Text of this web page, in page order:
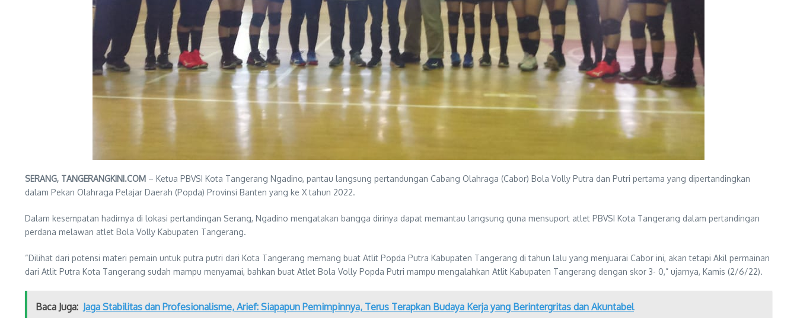
SERANG, TANGERANGKINI.COM – Ketua PBVSI Kota Tangerang Ngadino, pantau langsung pertandungan Cabang Olahraga (Cabor) Bola Volly Putra dan Putri pertama yang dipertandingkan
dalam Pekan Olahraga Pelajar Daerah (Popda) Provinsi Banten yang ke X tahun 2022.
Dalam kesempatan hadirnya di lokasi pertandingan Serang, Ngadino mengatakan bangga dirinya dapat memantau langsung guna mensuport atlet PBVSI Kota Tangerang dalam pertandingan
perdana melawan atlet Bola Volly Kabupaten Tangerang.
“Dilihat dari potensi materi pemain untuk putra putri dari Kota Tangerang memang buat Atlit Popda Putra Kabupaten Tangerang di tahun lalu yang menjuarai Cabor ini, akan tetapi Akil permainan
dari Atlit Putra Kota Tangerang sudah mampu menyamai, bahkan buat Atlet Bola Volly Popda Putri mampu mengalahkan Atlit Kabupaten Tangerang dengan skor 3- 0,” ujarnya, Kamis (2/6/22).
Baca Juga: Jaga Stabilitas dan Profesionalisme, Arief: Siapapun Pemimpinnya, Terus Terapkan Budaya Kerja yang Berintergritas dan Akuntabel